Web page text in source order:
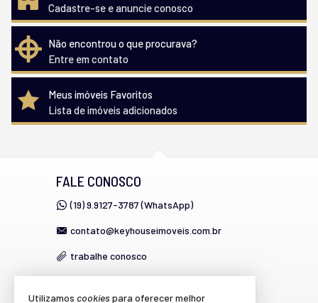
Cadastre-se e anuncie conosco
Não encontrou o que procurava?
Entre em contato
Meus imóveis Favoritos
Lista de imóveis adicionados
FALE CONOSCO
(19) 9.9127-3787 (WhatsApp)
contato@keyhouseimoveis.com.br
trabalhe conosco
Utilizamos cookiespara oferecer melhor